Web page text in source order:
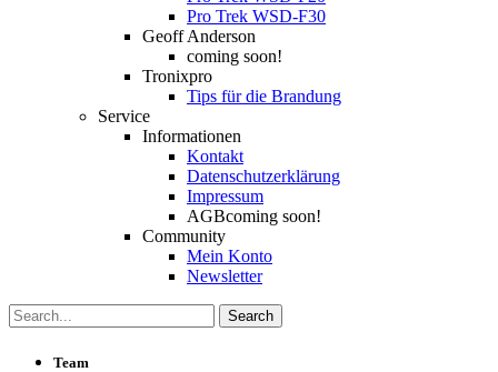
Pro Trek WSD-F30
Geoff Anderson
coming soon!
Tronixpro
Tips für die Brandung
Service
Informationen
Kontakt
Datenschutzerklärung
Impressum
AGBcoming soon!
Community
Mein Konto
Newsletter
Team